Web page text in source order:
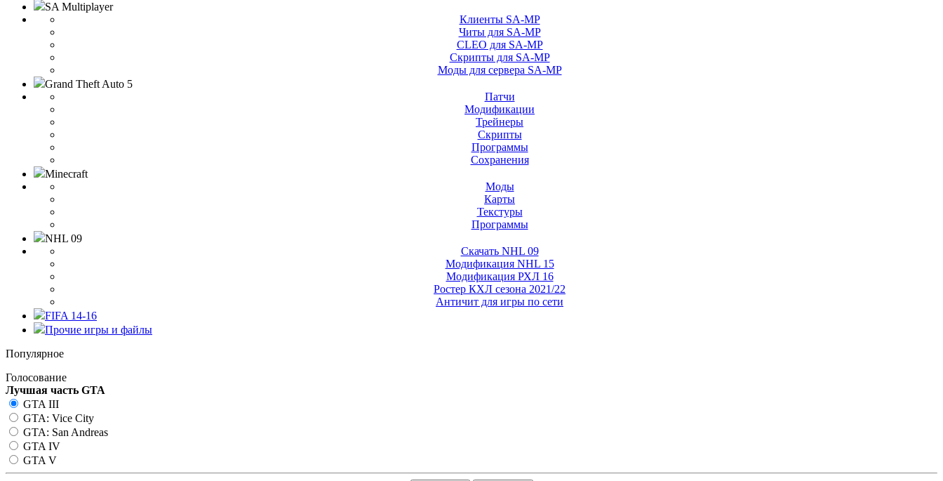
SA Multiplayer
Клиенты SA-MP
Читы для SA-MP
CLEO для SA-MP
Скрипты для SA-MP
Моды для сервера SA-MP
Grand Theft Auto 5
Патчи
Модификации
Трейнеры
Скрипты
Программы
Сохранения
Minecraft
Моды
Карты
Текстуры
Программы
NHL 09
Скачать NHL 09
Модификация NHL 15
Модификация РХЛ 16
Ростер КХЛ сезона 2021/22
Античит для игры по сети
FIFA 14-16
Прочие игры и файлы
Популярное
Голосование
Лучшая часть GTA
GTA III
GTA: Vice City
GTA: San Andreas
GTA IV
GTA V